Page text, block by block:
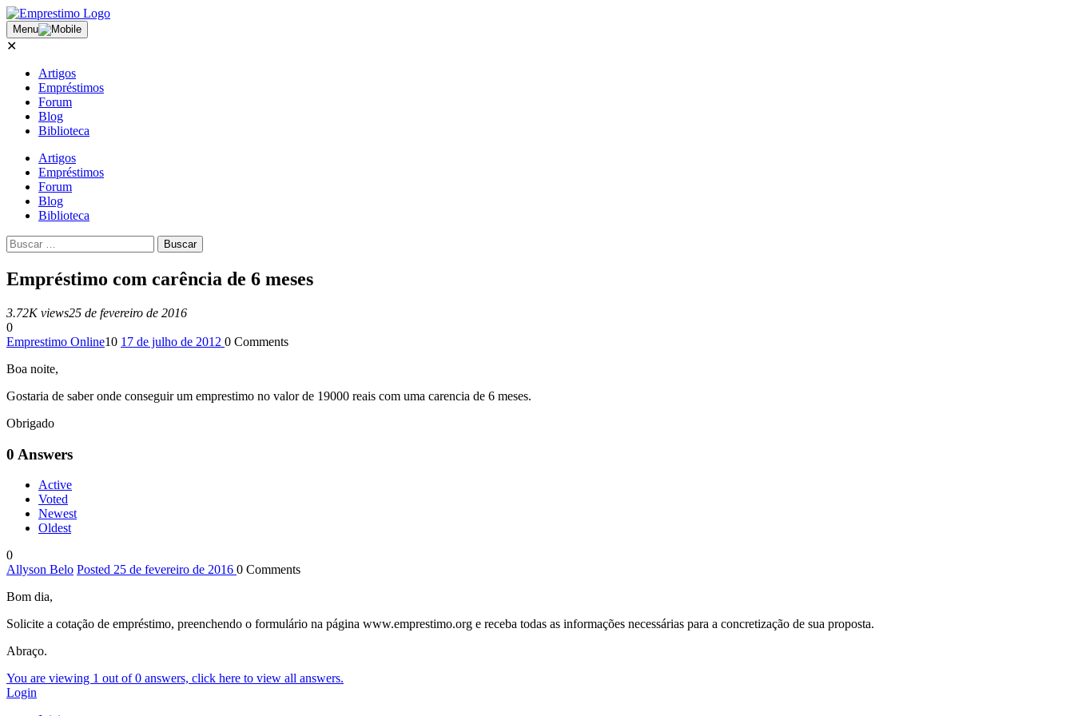
Menu
✕
Artigos
Empréstimos
Forum
Blog
Biblioteca
Artigos
Empréstimos
Forum
Blog
Biblioteca
Empréstimo com carência de 6 meses
3.72K views25 de fevereiro de 2016
0
Emprestimo Online10 17 de julho de 2012 0 Comments
Boa noite,
Gostaria de saber onde conseguir um emprestimo no valor de 19000 reais com uma carencia de 6 meses.
Obrigado
0 Answers
Active
Voted
Newest
Oldest
0
Allyson Belo Posted 25 de fevereiro de 2016 0 Comments
Bom dia,
Solicite a cotação de empréstimo, preenchendo o formulário na página www.emprestimo.org e receba todas as informações necessárias para a concretização de sua proposta.
Abraço.
You are viewing 1 out of 0 answers, click here to view all answers.
Login